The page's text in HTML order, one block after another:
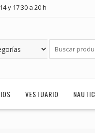
y 17:30 a 20 h
VESTUARIO